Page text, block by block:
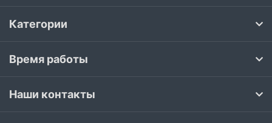
Категории
Время работы
Наши контакты